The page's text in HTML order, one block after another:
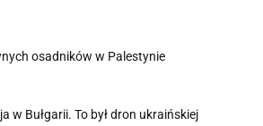
osadników w Palestynie
w Bułgarii. To był dron ukraińskiej